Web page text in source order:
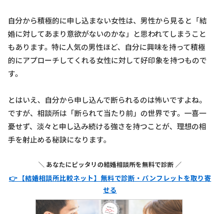
自分から積極的に申し込まない女性は、男性から見ると「結
婚に対してあまり意欲がないのかな」と思われてしまうこと
もあります。特に人気の男性ほど、自分に興味を持って積極
的にアプローチしてくれる女性に対して好印象を持つもので
す。
とはいえ、自分から申し込んで断られるのは怖いですよね。
ですが、相談所は「断られて当たり前」の世界です。一喜一
憂せず、淡々と申し込み続ける強さを持つことが、理想の相
手を射止める秘訣になります。
＼ あなたにピッタリの結婚相談所を無料で診断 ／
👉 【結婚相談所比較ネット】無料で診断・パンフレットを取り寄
せる